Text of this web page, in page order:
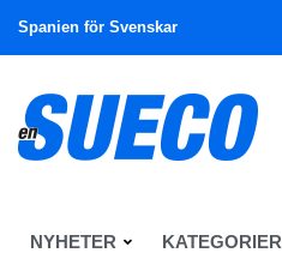
Spanien för Svenskar
NYHETER KATEGORIER